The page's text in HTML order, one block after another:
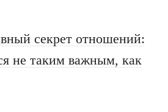
секрет отношений:
не таким важным, как